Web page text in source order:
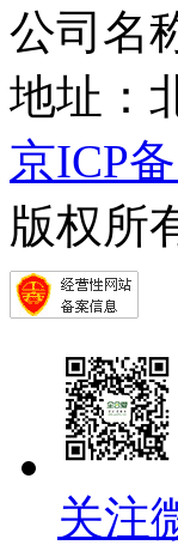
公司名
地址：
京ICP
版权所
关注